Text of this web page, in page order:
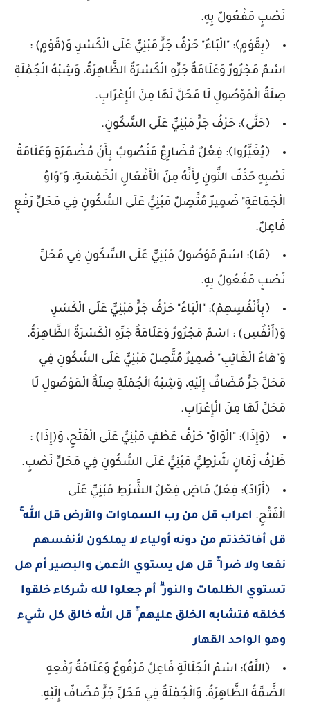
نَصْبٍ مَفْعُولٌ بِهِ.
﴿بِقَوْمٍ﴾: "الْبَاءُ" حَرْفُ جَرٍّ مَبْنِيٌّ عَلَى الْكَسْرِ، وَ(قَوْمٍ) :
اسْمٌ مَجْرُورٌ وَعَلَامَةُ جَرِّهِ الْكَسْرَةُ الظَّاهِرَةُ، وَشِبْهُ الْجُمْلَةِ
صِلَةُ الْمَوْصُولِ لَا مَحَلَّ لَهَا مِنَ الْإِعْرَابِ.
﴿حَتَّى﴾: حَرْفُ جَرٍّ مَبْنِيٌّ عَلَى السُّكُونِ.
﴿يُغَيِّرُوا﴾: فِعْلٌ مُضَارِعٌ مَنْصُوبٌ بِأَنْ مُضْمَرَةٍ وَعَلَامَةُ
نَصْبِهِ حَذْفُ النُّونِ لِأَنَّهُ مِنَ الْأَفْعَالِ الْخَمْسَةِ، وَ"وَاوُ
الْجَمَاعَةِ" ضَمِيرٌ مُتَّصِلٌ مَبْنِيٌّ عَلَى السُّكُونِ فِي مَحَلِّ رَفْعٍ
فَاعِلٌ.
﴿مَا﴾: اسْمٌ مَوْصُولٌ مَبْنِيٌّ عَلَى السُّكُونِ فِي مَحَلِّ
نَصْبٍ مَفْعُولٌ بِهِ.
﴿بِأَنْفُسِهِمْ﴾: "الْبَاءُ" حَرْفُ جَرٍّ مَبْنِيٌّ عَلَى الْكَسْرِ،
وَ(أَنْفُسِ) : اسْمٌ مَجْرُورٌ وَعَلَامَةُ جَرِّهِ الْكَسْرَةُ الظَّاهِرَةُ،
وَ"هَاءُ الْغَائِبِ" ضَمِيرٌ مُتَّصِلٌ مَبْنِيٌّ عَلَى السُّكُونِ فِي
مَحَلِّ جَرٍّ مُضَافٌ إِلَيْهِ، وَشِبْهُ الْجُمْلَةِ صِلَةُ الْمَوْصُولِ لَا
مَحَلَّ لَهَا مِنَ الْإِعْرَابِ.
﴿وَإِذَا﴾: "الْوَاوُ" حَرْفُ عَطْفٍ مَبْنِيٌّ عَلَى الْفَتْحِ، وَ(إِذَا) :
ظَرْفُ زَمَانٍ شَرْطِيٌّ مَبْنِيٌّ عَلَى السُّكُونِ فِي مَحَلِّ نَصْبٍ.
﴿أَرَادَ﴾: فِعْلٌ مَاضٍ فِعْلُ الشَّرْطِ مَبْنِيٌّ عَلَى
الْفَتْحِ. اعراب قل من رب السماوات والأرض قل الله ۚ
قل أفاتخذتم من دونه أولياء لا يملكون لأنفسهم
نفعا ولا ضرا ۚ قل هل يستوي الأعمىٰ والبصير أم هل
تستوي الظلمات والنور ۗ أم جعلوا لله شركاء خلقوا
كخلقه فتشابه الخلق عليهم ۚ قل الله خالق كل شيء
وهو الواحد القهار
﴿اللَّهُ﴾: اسْمُ الْجَلَالَةِ فَاعِلٌ مَرْفُوعٌ وَعَلَامَةُ رَفْعِهِ
الضَّمَّةُ الظَّاهِرَةُ، وَالْجُمْلَةُ فِي مَحَلِّ جَرٍّ مُضَافٌ إِلَيْهِ.